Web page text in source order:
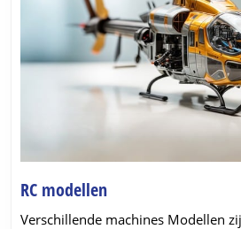
RC modellenRC
modellen
Verschillende machines Modellen